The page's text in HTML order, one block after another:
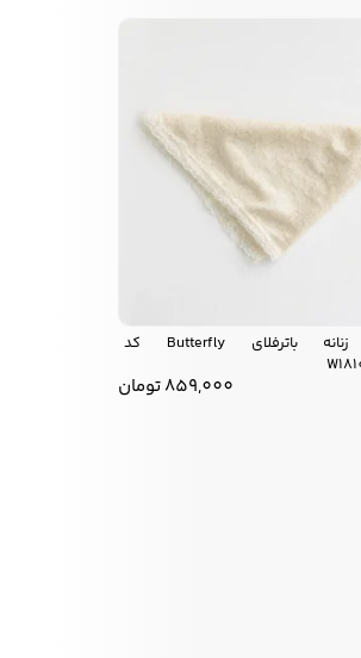
روسری زنانه باترفلای Butterfly کد
859,000تومان